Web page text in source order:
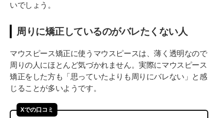
いでしょう。
周りに矯正しているのがバレたくない人
マウスピース矯正に使うマウスピースは、薄く透明なので
周りの人にほとんど気づかれません。実際にマウスピース
矯正をした方も「思っていたよりも周りにバレない」と感
じることが多いようです。
Xでの口コミ